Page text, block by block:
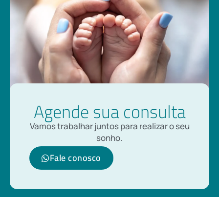
Agende sua consulta
Vamos trabalhar juntos para realizar o seu
sonho.
Fale conosco